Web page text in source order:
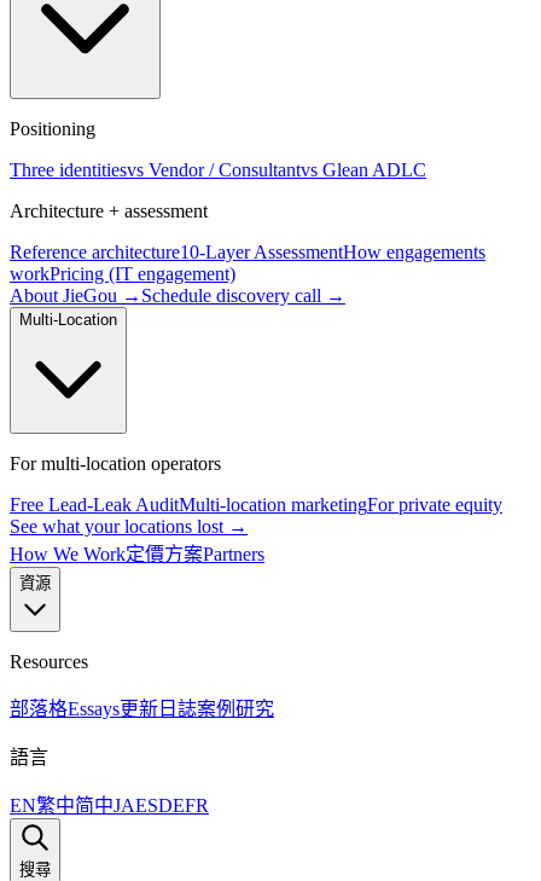
Positioning
Three identitiesvs Vendor / Consultantvs Glean ADLC
Architecture + assessment
Reference architecture10-Layer AssessmentHow engagements
workPricing (IT engagement)
About JieGou → Schedule discovery call →
Multi-Location
For multi-location operators
Free Lead-Leak AuditMulti-location marketingFor private equity
See what your locations lost →
How We Work定價方案Partners
資源
Resources
部落格Essays更新日誌案例研究
語言
EN繁中简中JAESDEFR
搜尋